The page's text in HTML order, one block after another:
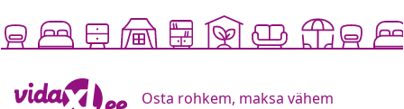
Osta rohkem, maksa vähem